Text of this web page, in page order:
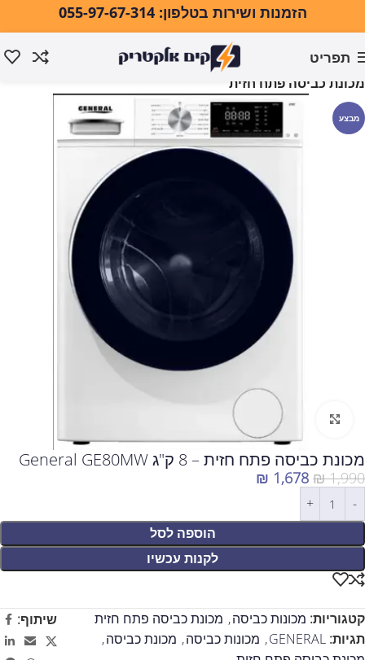
הזמנות ושירות בטלפון: 055-97-67-314
תפריט
עמוד הבית כביסה ייבוש וגיהוץ מכונות כביסה
מכונת כביסה פתח חזית
מכונת כביסה פתח חזית – 8 ק"ג General GE80MW
₪1,990
₪ 1,678
הוספה לסל
לקנות עכשיו
קטגוריות: מכונות כביסה, מכונת כביסה פתח חזית
תגיות: GENERAL
, מכונות כביסה, מכונת כביסה,
שיתוף:
מבצע
לחצו להגדלה